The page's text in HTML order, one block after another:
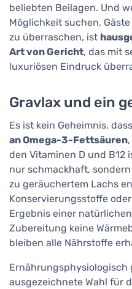
beliebten Beilagen. Und
Möglichkeit suchen,
zu überraschen, ist
Art von Gericht, das mit
luxuriösen Eindruck
Gravlax und ein
Es ist kein Geheimnis, dass
an Omega-3-Fettsäuren
den Vitaminen D und B12
nur schmackhaft,
zu geräuchertem Lachs
Konservierungsstoffe
Ergebnis einer
Zubereitung keine
bleiben alle Nährstoffe
Ernährungsphysiologisch
ausgezeichnete Wahl für